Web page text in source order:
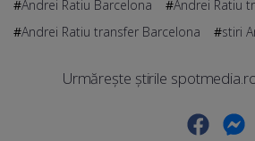
Andrei Ratiu Barcelona
Andrei Ratiu
Andrei Ratiu transfer Barcelona
stiri
Urmărește știrile
Facebook